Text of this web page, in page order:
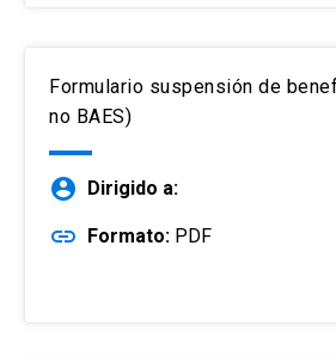
Formulario suspensión de
no BAES)
account_circle Dirigido a:
link Formato: PDF